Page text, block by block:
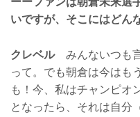
いですが、そこにはどん
クレベルみんないつも言
って。でも朝倉は今はも
も！今、私はチャンピオ
となったら、それは自分